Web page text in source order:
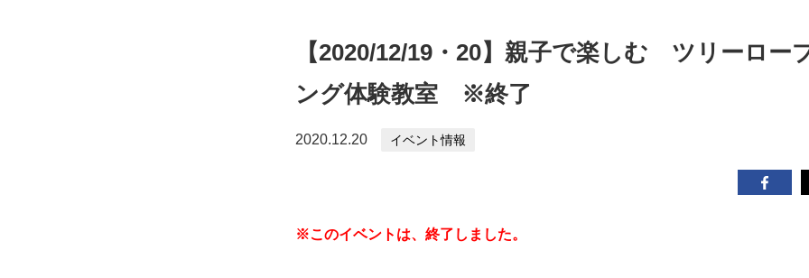
【2020/12/19・20】親子で楽しむ ツリーロー
ング体験教室 ※終了
2020.12.20 イベント情報
※このイベントは、終了しました。